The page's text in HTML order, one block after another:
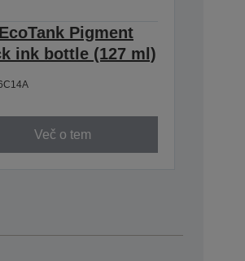
Pigment
ink bottle (127 ml)
Več o tem